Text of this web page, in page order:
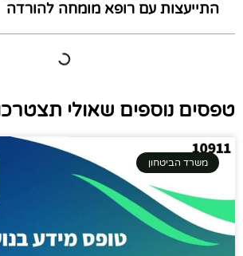
התייעצות עם רופא מומחה להורדה
טפסים נוספים שאולי
משרד הביטחון